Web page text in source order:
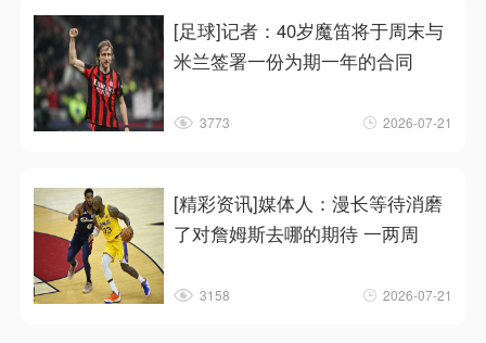
[足球]记者：40岁魔笛将于周末与
米兰签署一份为期一年的合同
3773 2026-07-21
[精彩资讯]媒体人：漫长等待消磨
了对詹姆斯去哪的期待 一两周
3158 2026-07-21